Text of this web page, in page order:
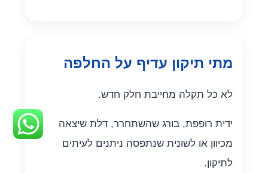
מתי תיקון עדיף על החלפה
לא כל תקלה מחייבת חלק חדש.
ידית רופפת, בורג שהשתחרר, דלת שיצאה
מכיוון או לשונית שנתפסה ניתנים לעיתים
לתיקון.